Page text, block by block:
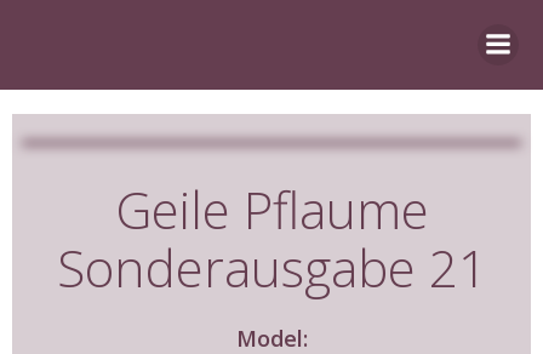
Geile Pflaume
Sonderausgabe 21
Model: